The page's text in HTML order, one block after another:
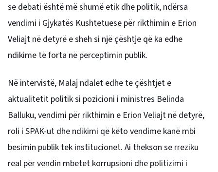
se debati është më shumë etik dhe politik, ndërsa
vendimi i Gjykatës Kushtetuese për rikthimin e Erion
Veliajt në detyrë e sheh si një çështje që ka edhe
ndikime të forta në perceptimin publik.
Në intervistë, Malaj ndalet edhe te çështjet e
aktualitetit politik si pozicioni i ministres Belinda
Balluku, vendimi për rikthimin e Erion Veliajt në detyrë,
roli i SPAK-ut dhe ndikimi që këto vendime kanë mbi
besimin publik tek institucionet. Ai thekson se rreziku
real për vendin mbetet korrupsioni dhe politizimi i